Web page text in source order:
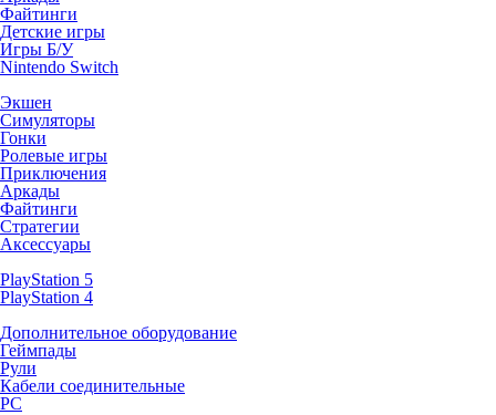
Файтинги
Детские игры
Игры Б/У
Nintendo Switch
Экшен
Симуляторы
Гонки
Ролевые игры
Приключения
Аркады
Файтинги
Стратегии
Аксессуары
PlayStation 5
PlayStation 4
Дополнительное оборудование
Геймпады
Рули
Кабели соединительные
PC